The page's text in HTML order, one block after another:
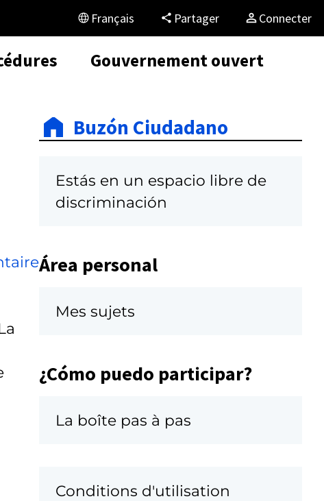
Français Partager Connecter
Gouvernement ouvert
Buzón Ciudadano
Estás en un espacio libre de
discriminación
Área personal
Mes sujets
¿Cómo puedo participar?
La boîte pas à pas
Conditions d'utilisation